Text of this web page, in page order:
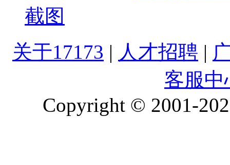
截图
关于17173 | 人才招聘 |
客服中
Copyright © 2001-